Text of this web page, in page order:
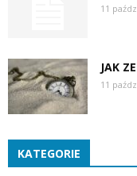
11
JAK
11
KATEGORIE